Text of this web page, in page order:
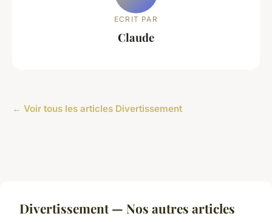
ECRIT PAR
Claude
← Voir tous les articles Divertissement
Divertissement — Nos autres articles